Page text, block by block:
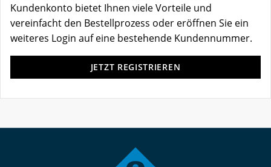
Kundenkonto bietet Ihnen viele Vorteile und
vereinfacht den Bestellprozess oder eröffnen Sie ein
weiteres Login auf eine bestehende Kundennummer.
JETZT REGISTRIEREN